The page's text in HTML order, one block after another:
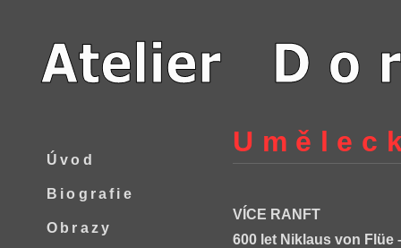
VÍCE RANFT
600 let Niklaus von Flüe
Úvod
Biografie
Obrazy